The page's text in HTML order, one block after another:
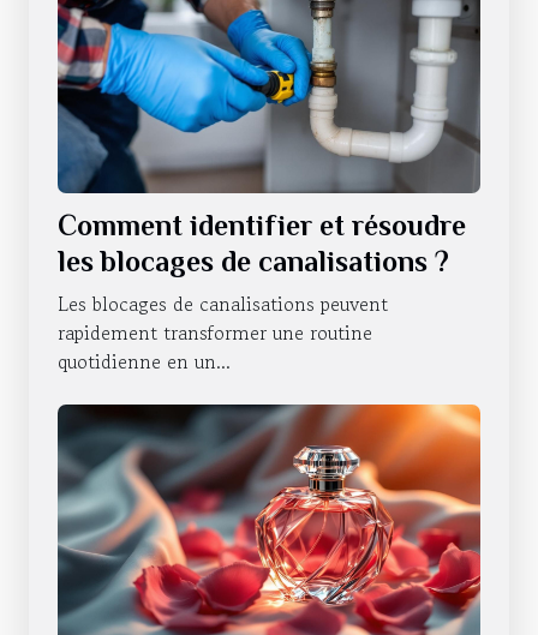
Comment identifier et résoudre
les blocages de canalisations ?
Les blocages de canalisations peuvent
rapidement transformer une routine
quotidienne en un...